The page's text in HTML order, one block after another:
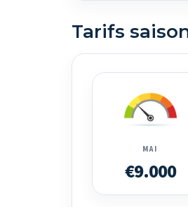
Tarifs
MAI
€9.000